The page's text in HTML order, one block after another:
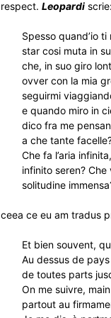
respect. Leopardi scrie:
Spesso quand’io ti
star cosi muta in
che, in suo giro
ovver con la mia
seguirmi
e quando miro in
dico fra me
a che tante
Che fa l’aria
infinito seren?
solitudine
ceea ce eu am tradus
Et bien souvent,
Au dessus de
de toutes parts
On me suivre,
partout au